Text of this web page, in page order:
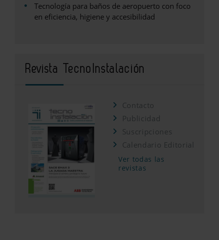
Tecnología para baños de aeropuerto con foco
en eficiencia, higiene y accesibilidad
Revista TecnoInstalación
Contacto
Publicidad
Suscripciones
Calendario Editorial
Ver todas las
revistas